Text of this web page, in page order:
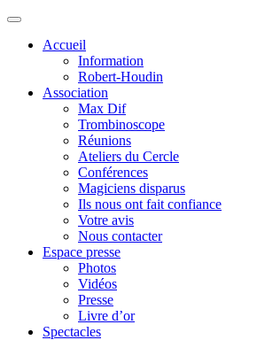
Accueil
Information
Robert-Houdin
Association
Max Dif
Trombinoscope
Réunions
Ateliers du Cercle
Conférences
Magiciens disparus
Ils nous ont fait confiance
Votre avis
Nous contacter
Espace presse
Photos
Vidéos
Presse
Livre d’or
Spectacles